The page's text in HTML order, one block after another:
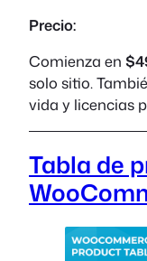
Precio:
Comienza en
solo sitio.
vida y licencias
Tabla de